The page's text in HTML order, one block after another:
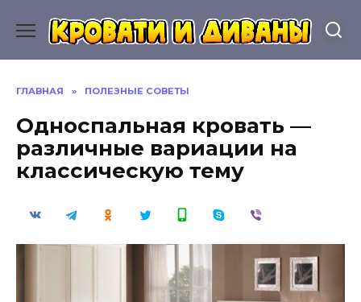
содержанию
ГЛАВНАЯ » ПОЛЕЗНЫЕ СОВЕТЫ
Односпальная кровать —
различные вариации на
классическую тему